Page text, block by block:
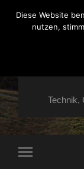
Technik,
Menü
Diese Website
nutzen,